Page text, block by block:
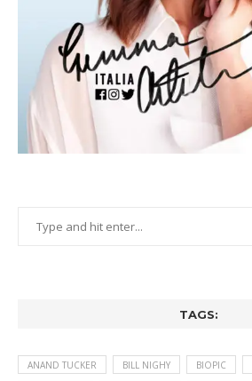
TAGS:
ANAND TUCKER BILL NIGHY BIOPIC